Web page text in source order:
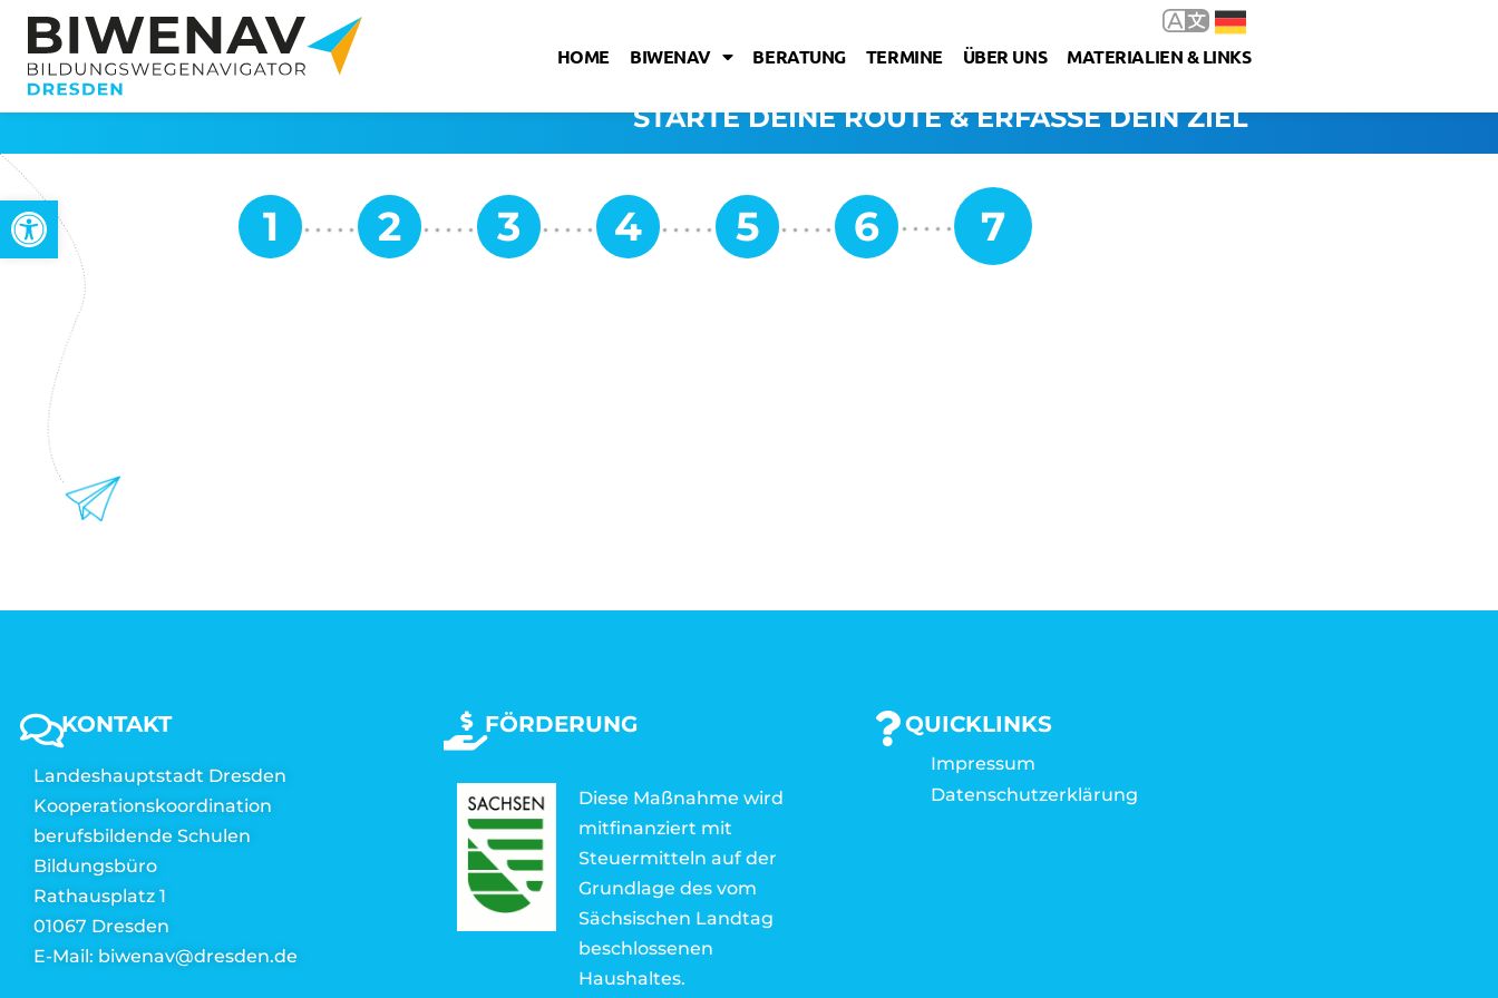
Werkzeugleiste öffnen
HOME BIWENAV BERATUNG TERMINE ÜBER UNS MATERIALIEN & LINKS
STARTE DEINE ROUTE & ERFASSE DEIN ZIEL
KONTAKT
Landeshauptstadt Dresden
Kooperationskoordination
berufsbildende Schulen
Bildungsbüro
Rathausplatz 1
01067 Dresden
E-Mail: biwenav@dresden.de
FÖRDERUNG
Diese Maßnahme wird
mitfinanziert mit
Steuermitteln auf der
Grundlage des vom
Sächsischen Landtag
beschlossenen
Haushaltes.
QUICKLINKS
Impressum
Datenschutzerklärung